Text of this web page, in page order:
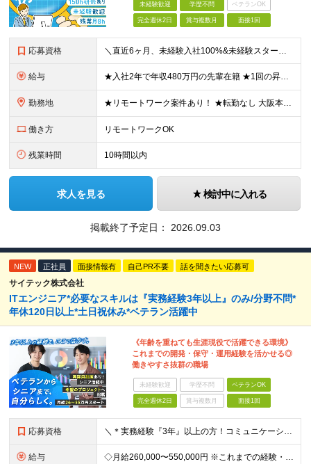
未経験歓迎 学歴不問 ベテランOK
完全週休2日 賞与複数月 面接1回
応募資格 ＼直近6ヶ月、未経験入社100%&未経験スタート95%／ ★未経験歓迎！ITに興味がある方をお待ちしています ◆経験不問 ◆学歴不問 ◆32歳以下の方（若年層のキャリア形成を図るため） ≪こんな方
給与 ★入社2年で年収480万円の先輩在籍 ★1回の昇給で3～5万円UPした実績あり ★初年度想定年収250～600万円 月給20万5000円～50万円＋決算賞与＋各種手当 ※みなし残業代はございません
勤務地 ★リモートワーク案件あり！ ★転勤なし 大阪本社、大阪府内などの各プロジェクト先の いずれかにて勤務していただきます。 ※ご自宅からの居住地を考慮して、配属先を決定いたします ≪本社≫ 大阪府大阪
働き方 リモートワークOK
残業時間 10時間以内
求人を見る 検討中に入れる
掲載終了予定日： 2026.09.03
NEW 正社員 面接情報有 自己PR不要 話を聞きたい応募可
サイテック株式会社
ITエンジニア*必要なスキルは『実務経験3年以上』のみ/分野不問*
年休120日以上*土日祝休み*ベテラン活躍中
《年齢を重ねても生涯現役で活躍できる環境》
これまでの開発・保守・運用経験を活かせる◎
働きやすさ抜群の職場
未経験歓迎 学歴不問 ベテランOK
完全週休2日 賞与複数月 面接1回
応募資格 ＼＊実務経験『3年』以上の方！コミュニケーション重視の採用＊／ これまでの経験・スキルや日本語力、お持ちの意欲を重視して選考を行います★ ＜＊必須スキル＊＞ 【学歴】高卒以上 【経験】システム開発・
給与 ◇月給260,000〜550,000円 ※これまでの経験・能力を考慮して決定します。 ※時間外手当(残業・休日)/通勤手当(上限5万円)は別途支給